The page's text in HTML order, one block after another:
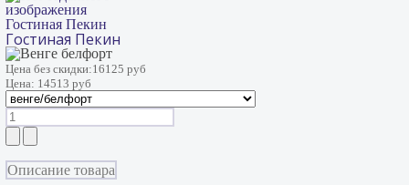
Гостиная Пекин
Гостиная Пекин
Цена без скидки:16125 руб
Цена: 14513 руб
Описание товара